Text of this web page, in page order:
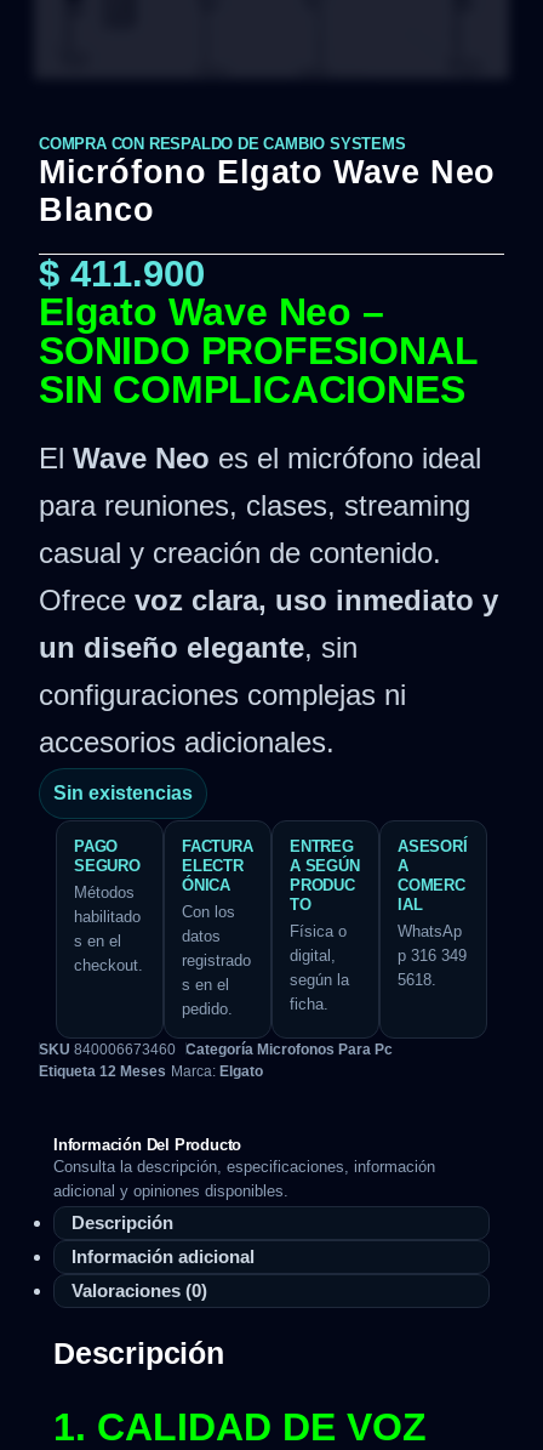
COMPRA CON RESPALDO DE CAMBIO SYSTEMS
Micrófono Elgato Wave Neo
Blanco
$ 411.900
Elgato Wave Neo –
SONIDO PROFESIONAL
SIN COMPLICACIONES
El Wave Neo es el micrófono ideal
para reuniones, clases, streaming
casual y creación de contenido.
Ofrece voz clara, uso inmediato y
un diseño elegante, sin
configuraciones complejas ni
accesorios adicionales.
Sin existencias
PAGO
SEGURO
Métodos
habilitado
s en el
checkout.
FACTURA
ELECTR
ÓNICA
Con los
datos
registrado
s en el
pedido.
ENTREG
A SEGÚN
PRODUC
TO
Física o
digital,
según la
ficha.
ASESORÍ
A
COMERC
IAL
WhatsAp
p 316 349
5618.
SKU 840006673460 Categoría Microfonos Para Pc
Etiqueta 12 Meses Marca: Elgato
Información Del Producto
Consulta la descripción, especificaciones, información
adicional y opiniones disponibles.
Descripción
Información adicional
Valoraciones (0)
Descripción
1. CALIDAD DE VOZ